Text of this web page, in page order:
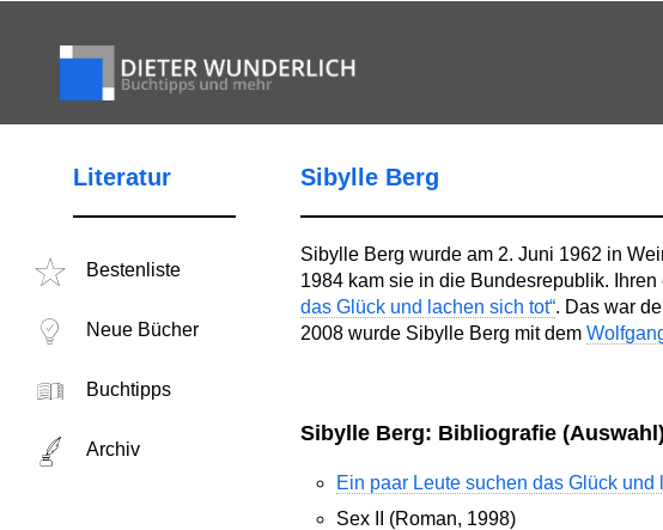
Literatur
Bestenliste
Neue Bücher
Buchtipps
Archiv
Sibylle Berg
Sibylle Berg wurde am 2. Juni 1962 in
1984 kam sie in die Bundesrepublik.
das Glück und lachen sich tot“. Das war
2008 wurde Sibylle Berg mit dem
Sibylle Berg: Bibliografie (Auswahl)
Ein paar Leute suchen das Glück und
Sex II (Roman, 1998)